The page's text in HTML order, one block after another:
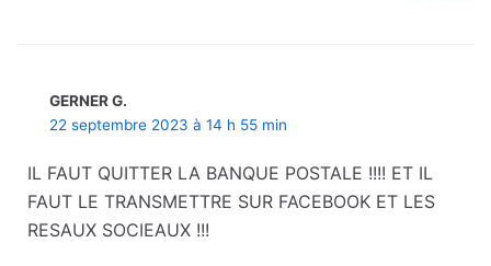
GERNER G.
22 septembre 2023 à 14 h 55 min
IL FAUT QUITTER LA BANQUE POSTALE !!!! ET IL
FAUT LE TRANSMETTRE SUR FACEBOOK ET LES
RESAUX SOCIEAUX !!!